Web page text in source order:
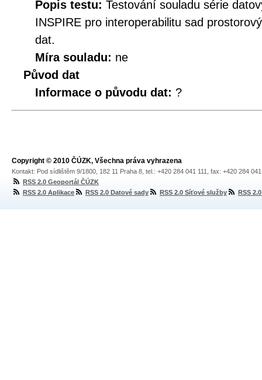
Popis testu: Testování souladu série
INSPIRE pro interoperabilitu sad
dat.
Míra souladu: ne
Původ dat
Informace o původu dat: ?
Copyright © 2010 ČÚZK, Všechna práva vyhrazena
Kontakt: Pod sídlištěm 9/1800, 182 11 Praha 8, tel.: +420 284 041 111, fax: +420 284
RSS 2.0 Geoportál ČÚZK
RSS 2.0 Aplikace
RSS 2.0 Datové sady RSS 2.0 Síťové služby RSS